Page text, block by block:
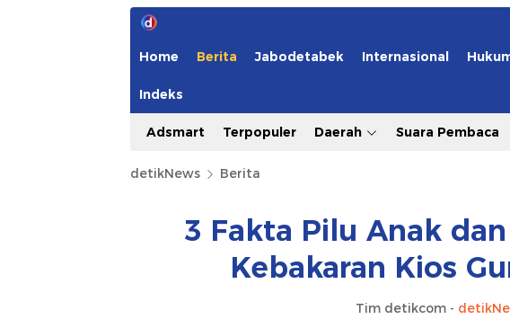
Home Berita Jabodetabek Internasional
Indeks
Adsmart Terpopuler Daerah Suara Pembaca
detikNews Berita
3 Fakta Pilu Anak
Kebakaran Kios
Tim detikcom -